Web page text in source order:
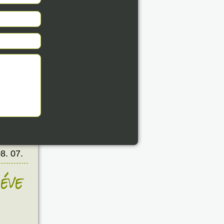
07.
07.
éve